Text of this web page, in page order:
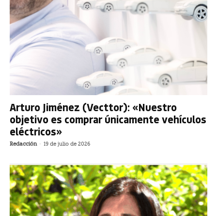
Arturo Jiménez (Vecttor): «Nuestro
objetivo es comprar únicamente vehículos
eléctricos»
Redacción - 19 de julio de 2026